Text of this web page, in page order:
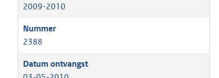
2009-2010
2388